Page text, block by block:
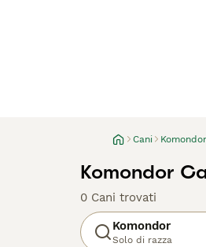
Cani Komondor
Komondor
0 Cani trovati
Komondor
Solo di razza